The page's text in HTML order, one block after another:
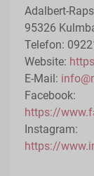
Adalbert-
95326
Telefon:
Website:
E-Mail:
Facebook:
https://
Instagram:
https://